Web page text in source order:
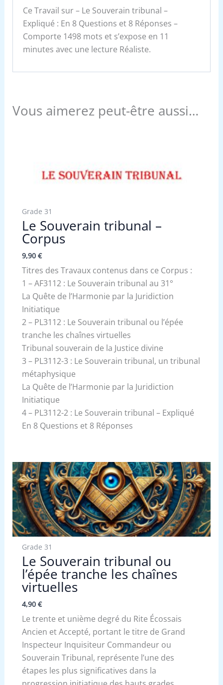
Ce Travail sur – Le Souverain tribunal –
Expliqué : En 8 Questions et 8 Réponses –
Comporte 1498 mots et s’expose en 11
minutes avec une lecture Réaliste.
Vous aimerez peut-être aussi…
Grade 31
Le Souverain tribunal –
Corpus
9,90 €
Titres des Travaux contenus dans ce Corpus :
1 – AF3112 : Le Souverain tribunal au 31°
La Quête de l’Harmonie par la Juridiction
Initiatique
2 – PL3112 : Le Souverain tribunal ou l’épée
tranche les chaînes virtuelles
Tribunal souverain de la Justice divine
3 – PL3112-3 : Le Souverain tribunal, un tribunal
métaphysique
La Quête de l’Harmonie par la Juridiction
Initiatique
4 – PL3112-2 : Le Souverain tribunal – Expliqué
En 8 Questions et 8 Réponses
Grade 31
Le Souverain tribunal ou
l’épée tranche les chaînes
virtuelles
4,90 €
Le trente et unième degré du Rite Écossais
Ancien et Accepté, portant le titre de Grand
Inspecteur Inquisiteur Commandeur ou
Souverain Tribunal, représente l’une des
étapes les plus significatives dans la